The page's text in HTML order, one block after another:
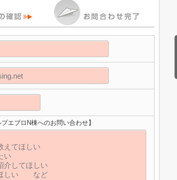
エブロN棟へのお問い合わせ】